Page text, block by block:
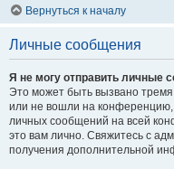
Вернуться к началу
Личные сообщения
Я не могу отправить личные
Это может быть вызвано
или не вошли на конференцию,
личных сообщений на всей
это вам лично. Свяжитесь с
получения дополнительной